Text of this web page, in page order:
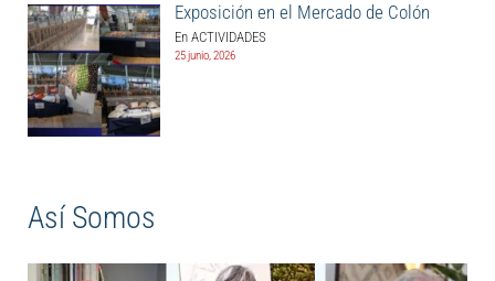
Exposición en el Mercado de Colón
En ACTIVIDADES
25 junio, 2026
Así Somos